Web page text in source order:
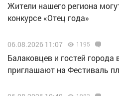
Жители нашего региона
конкурсе «Отец года»
06.08.2026 11:07 1195
Балаковцев и гостей
приглашают на Фестиваль